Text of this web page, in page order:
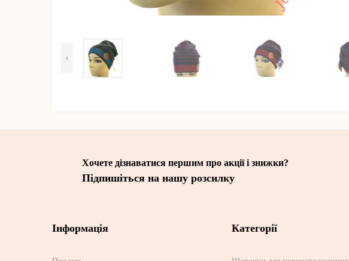
‹
Хочете дізнаватися першим про акції і знижки?
Підпишіться на нашу розсилку
Інформація Категорії